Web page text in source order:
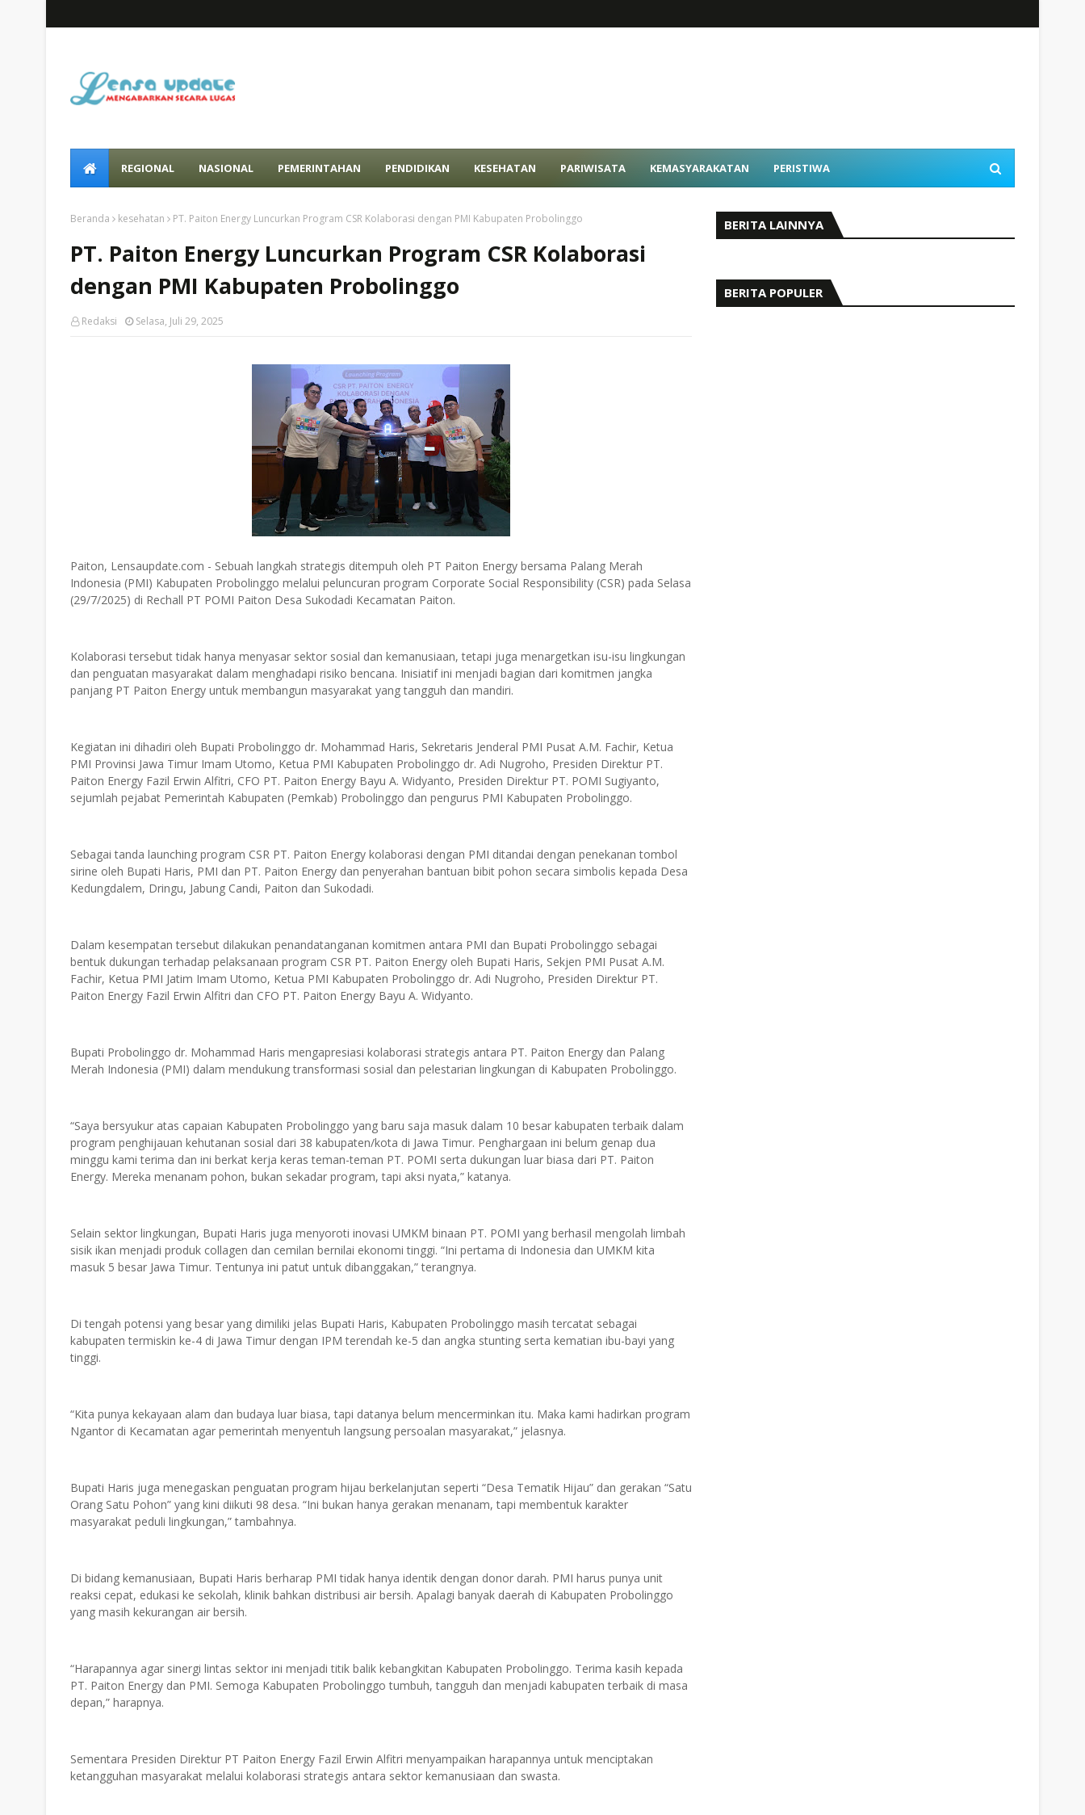
REGIONAL NASIONAL PEMERINTAHAN PENDIDIKAN KESEHATAN PARIWISATA KEMASYARAKATAN PERISTIWA
Beranda kesehatan PT. Paiton Energy Luncurkan Program CSR Kolaborasi dengan PMI Kabupaten Probolinggo
PT. Paiton Energy Luncurkan Program CSR Kolaborasi
dengan PMI Kabupaten Probolinggo
Redaksi Selasa, Juli 29, 2025
Paiton, Lensaupdate.com - Sebuah langkah strategis ditempuh oleh PT Paiton Energy bersama Palang Merah
Indonesia (PMI) Kabupaten Probolinggo melalui peluncuran program Corporate Social Responsibility (CSR) pada Selasa
(29/7/2025) di Rechall PT POMI Paiton Desa Sukodadi Kecamatan Paiton.
Kolaborasi tersebut tidak hanya menyasar sektor sosial dan kemanusiaan, tetapi juga menargetkan isu-isu lingkungan
dan penguatan masyarakat dalam menghadapi risiko bencana. Inisiatif ini menjadi bagian dari komitmen jangka
panjang PT Paiton Energy untuk membangun masyarakat yang tangguh dan mandiri.
Kegiatan ini dihadiri oleh Bupati Probolinggo dr. Mohammad Haris, Sekretaris Jenderal PMI Pusat A.M. Fachir, Ketua
PMI Provinsi Jawa Timur Imam Utomo, Ketua PMI Kabupaten Probolinggo dr. Adi Nugroho, Presiden Direktur PT.
Paiton Energy Fazil Erwin Alfitri, CFO PT. Paiton Energy Bayu A. Widyanto, Presiden Direktur PT. POMI Sugiyanto,
sejumlah pejabat Pemerintah Kabupaten (Pemkab) Probolinggo dan pengurus PMI Kabupaten Probolinggo.
Sebagai tanda launching program CSR PT. Paiton Energy kolaborasi dengan PMI ditandai dengan penekanan tombol
sirine oleh Bupati Haris, PMI dan PT. Paiton Energy dan penyerahan bantuan bibit pohon secara simbolis kepada Desa
Kedungdalem, Dringu, Jabung Candi, Paiton dan Sukodadi.
Dalam kesempatan tersebut dilakukan penandatanganan komitmen antara PMI dan Bupati Probolinggo sebagai
bentuk dukungan terhadap pelaksanaan program CSR PT. Paiton Energy oleh Bupati Haris, Sekjen PMI Pusat A.M.
Fachir, Ketua PMI Jatim Imam Utomo, Ketua PMI Kabupaten Probolinggo dr. Adi Nugroho, Presiden Direktur PT.
Paiton Energy Fazil Erwin Alfitri dan CFO PT. Paiton Energy Bayu A. Widyanto.
Bupati Probolinggo dr. Mohammad Haris mengapresiasi kolaborasi strategis antara PT. Paiton Energy dan Palang
Merah Indonesia (PMI) dalam mendukung transformasi sosial dan pelestarian lingkungan di Kabupaten Probolinggo.
“Saya bersyukur atas capaian Kabupaten Probolinggo yang baru saja masuk dalam 10 besar kabupaten terbaik dalam
program penghijauan kehutanan sosial dari 38 kabupaten/kota di Jawa Timur. Penghargaan ini belum genap dua
minggu kami terima dan ini berkat kerja keras teman-teman PT. POMI serta dukungan luar biasa dari PT. Paiton
Energy. Mereka menanam pohon, bukan sekadar program, tapi aksi nyata,” katanya.
Selain sektor lingkungan, Bupati Haris juga menyoroti inovasi UMKM binaan PT. POMI yang berhasil mengolah limbah
sisik ikan menjadi produk collagen dan cemilan bernilai ekonomi tinggi. “Ini pertama di Indonesia dan UMKM kita
masuk 5 besar Jawa Timur. Tentunya ini patut untuk dibanggakan,” terangnya.
Di tengah potensi yang besar yang dimiliki jelas Bupati Haris, Kabupaten Probolinggo masih tercatat sebagai
kabupaten termiskin ke-4 di Jawa Timur dengan IPM terendah ke-5 dan angka stunting serta kematian ibu-bayi yang
tinggi.
“Kita punya kekayaan alam dan budaya luar biasa, tapi datanya belum mencerminkan itu. Maka kami hadirkan program
Ngantor di Kecamatan agar pemerintah menyentuh langsung persoalan masyarakat,” jelasnya.
Bupati Haris juga menegaskan penguatan program hijau berkelanjutan seperti “Desa Tematik Hijau” dan gerakan “Satu
Orang Satu Pohon” yang kini diikuti 98 desa. “Ini bukan hanya gerakan menanam, tapi membentuk karakter
masyarakat peduli lingkungan,” tambahnya.
Di bidang kemanusiaan, Bupati Haris berharap PMI tidak hanya identik dengan donor darah. PMI harus punya unit
reaksi cepat, edukasi ke sekolah, klinik bahkan distribusi air bersih. Apalagi banyak daerah di Kabupaten Probolinggo
yang masih kekurangan air bersih.
“Harapannya agar sinergi lintas sektor ini menjadi titik balik kebangkitan Kabupaten Probolinggo. Terima kasih kepada
PT. Paiton Energy dan PMI. Semoga Kabupaten Probolinggo tumbuh, tangguh dan menjadi kabupaten terbaik di masa
depan,” harapnya.
Sementara Presiden Direktur PT Paiton Energy Fazil Erwin Alfitri menyampaikan harapannya untuk menciptakan
ketangguhan masyarakat melalui kolaborasi strategis antara sektor kemanusiaan dan swasta.
BERITA LAINNYA
BERITA POPULER